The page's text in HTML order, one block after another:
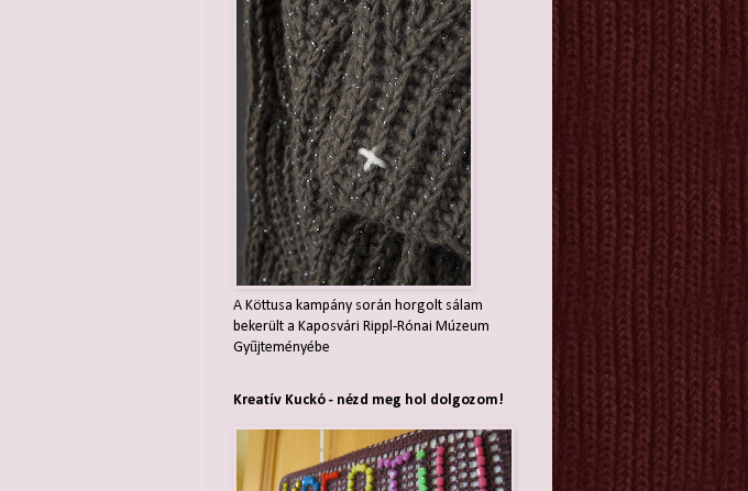
A Köttusa kampány során horgolt sálam
bekerült a Kaposvári Rippl-Rónai Múzeum
Gyűjteményébe
Kreatív Kuckó - nézd meg hol dolgozom!